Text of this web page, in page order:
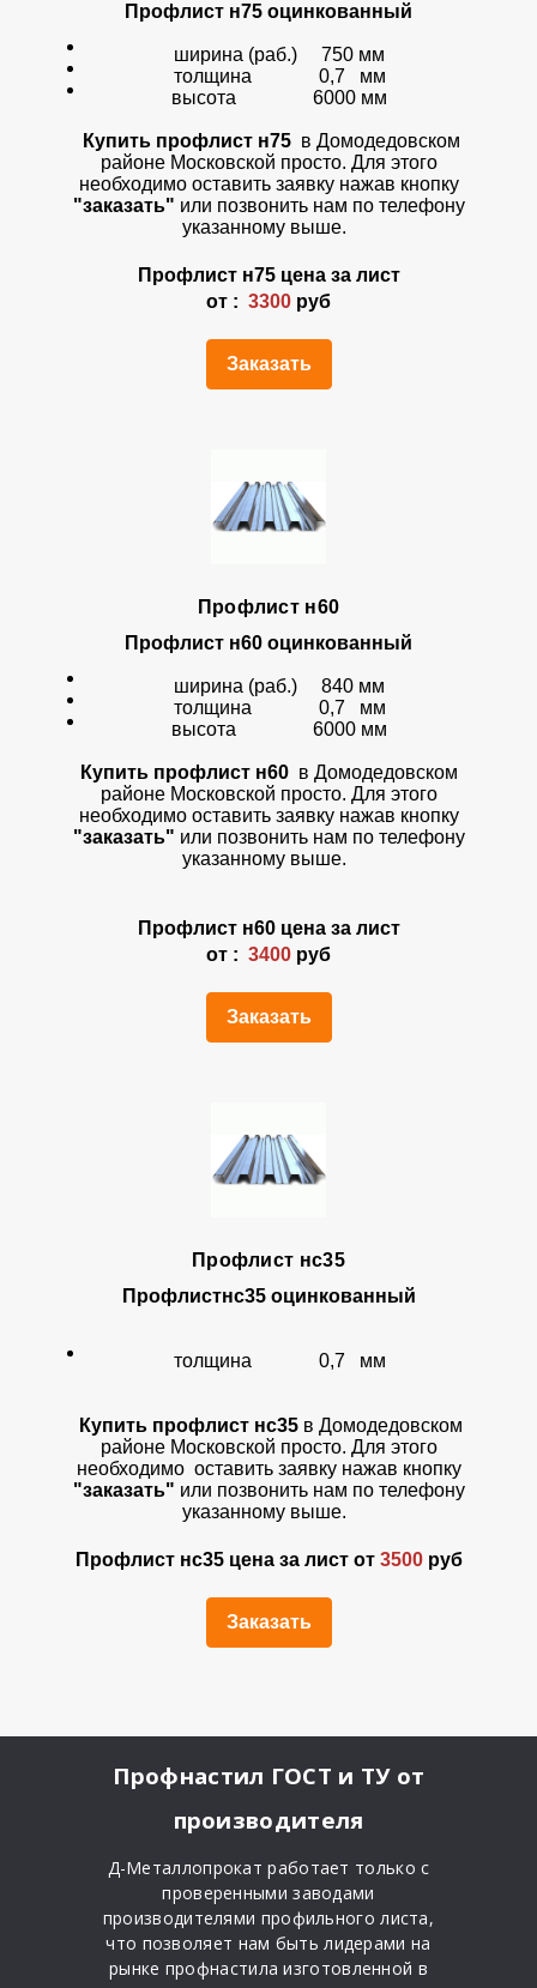
Профлист н75 оцинкованный
ширина (раб.) 750 мм
толщина 0,7 мм
высота 6000 мм
Купить профлист н75 в Домодедовском
районе Московской просто. Для этого
необходимо оставить заявку нажав кнопку
"заказать" или позвонить нам по телефону
указанному выше.
Профлист н75 цена за лист
от : 3300 руб
Заказать
Профлист н60
Профлист н60 оцинкованный
ширина (раб.) 840 мм
толщина 0,7 мм
высота 6000 мм
Купить профлист н60 в Домодедовском
районе Московской просто. Для этого
необходимо оставить заявку нажав кнопку
"заказать" или позвонить нам по телефону
указанному выше.
Профлист н60 цена за лист
от : 3400 руб
Заказать
Профлист нс35
Профлистнс35 оцинкованный
толщина 0,7 мм
Купить профлист нс35 в Домодедовском
районе Московской просто. Для этого
необходимо оставить заявку нажав кнопку
"заказать" или позвонить нам по телефону
указанному выше.
Профлист нс35 цена за лист от 3500руб
Заказать
Профнастил ГОСТ и ТУ от
производителя
Д-Металлопрокат работает только с
проверенными заводами
производителями профильного листа,
что позволяет нам быть лидерами на
рынке профнастила изготовленной в